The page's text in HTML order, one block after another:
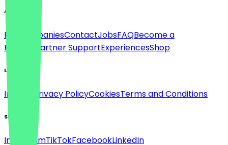
About
For companiesContactJobsFAQBecome a
Partner
Partner SupportExperiencesShop
Legal
Imprint Privacy PolicyCookiesTerms and Conditions
Social
InstagramTikTokFacebookLinkedIn